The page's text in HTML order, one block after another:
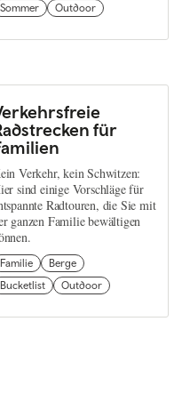
Sommer
Outdoor
für
Verkehr, kein Schwitzen:
sind einige Vorschläge für
Radtouren, die Sie mit
ganzen Familie bewältigen
Familie
Berge
Bucketlist
Outdoor